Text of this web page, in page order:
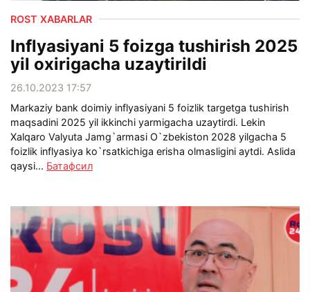
ROST XABARLAR
Inflyasiyani 5 foizga tushirish 2025
yil oxirigacha uzaytirildi
26.10.2023 17:57
Markaziy bank doimiy inflyasiyani 5 foizlik targetga tushirish
maqsadini 2025 yil ikkinchi yarmigacha uzaytirdi. Lekin
Xalqaro Valyuta Jamg`armasi O`zbekiston 2028 yilgacha 5
foizlik inflyasiya ko`rsatkichiga erisha olmasligini aytdi. Aslida
qaysi... Батафсил